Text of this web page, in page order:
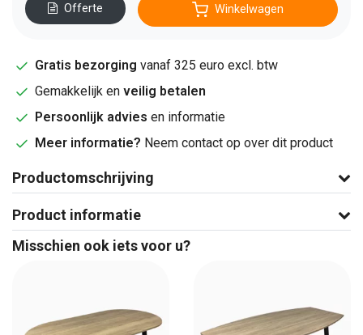
Offerte Winkelwagen
Gratis bezorging vanaf 325 euro excl. btw
Gemakkelijk en veilig betalen
Persoonlijk advies en informatie
Meer informatie? Neem contact op over dit product
Productomschrijving
Product informatie
Misschien ook iets voor u?